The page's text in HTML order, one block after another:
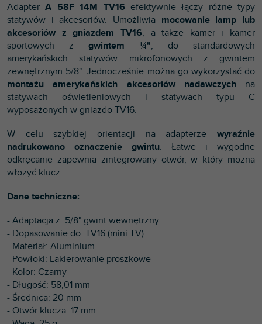
AdapterA 58F 14M TV16 efektywnie łączy różne typy
statywów i akcesoriów. Umożliwia mocowanie lamp lub
akcesoriów z gniazdem TV16, a także kamer i kamer
sportowych zgwintem ¼", do standardowych
amerykańskich statywów mikrofonowych z gwintem
zewnętrznym 5/8". Jednocześnie można go wykorzystać do
montażu amerykańskich akcesoriów nadawczychna
statywach oświetleniowych i statywach typu C
wyposażonych w gniazdo TV16.
W celu szybkiej orientacji na adapterze wyraźnie
nadrukowano oznaczenie gwintu. Łatwe i wygodne
odkręcanie zapewnia zintegrowany otwór, w który można
włożyć klucz.
Dane techniczne:
- Adaptacja z: 5/8" gwint wewnętrzny
- Dopasowanie do: TV16 (mini TV)
- Materiał: Aluminium
- Powłoki: Lakierowanie proszkowe
- Kolor: Czarny
- Długość: 58,01 mm
- Średnica: 20 mm
- Otwór klucza: 17 mm